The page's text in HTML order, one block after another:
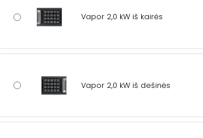
Vapor 2,0 kW iš kairės
Vapor 2,0 kW iš dešinės